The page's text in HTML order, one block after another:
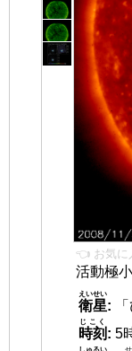
👈 お気に
活動極
衛星
えいせい
:
時刻
じこく
: 5